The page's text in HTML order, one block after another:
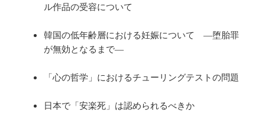
ル作品の受容について
韓国の低年齢層における妊娠について ―堕胎罪
が無効となるまで―
「心の哲学」におけるチューリングテストの問題
日本で「安楽死」は認められるべきか